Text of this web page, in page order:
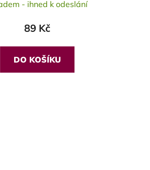
- ihned k odeslání
89 Kč
DO KOŠÍKU